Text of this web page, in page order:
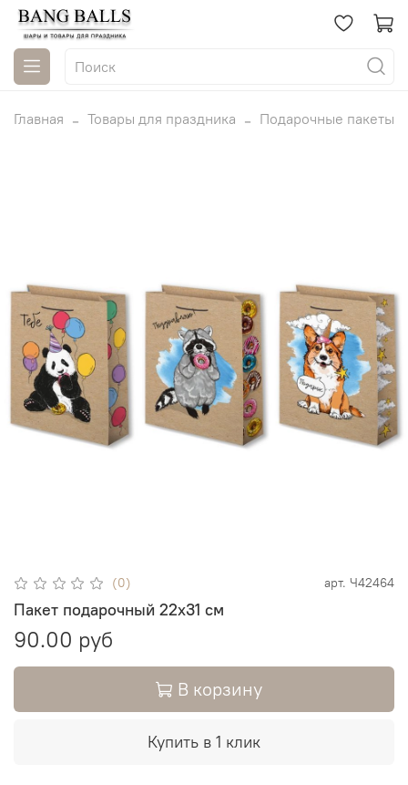
Главная Товары для праздника Подарочные пакеты
(0) арт. Ч42464
Пакет подарочный 22х31 см
90.00 руб
В корзину
Купить в 1 клик